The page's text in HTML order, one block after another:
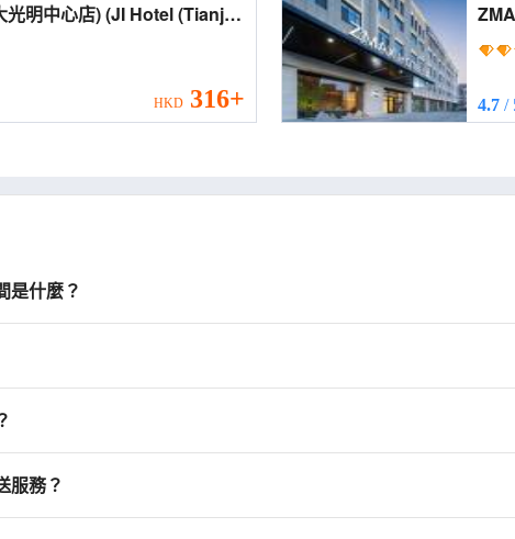
) (JI Hotel (Tianjin
Center))
HKD 316+ 4.7/
是什麼？
服務？